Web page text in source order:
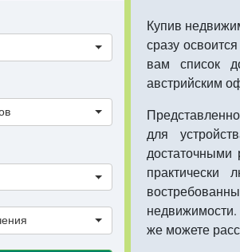
Купив
сразу
вам список
австрийским
для
же можете